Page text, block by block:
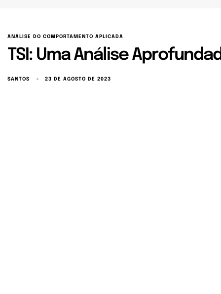
ANÁLISE DO COMPORTAMENTO APLICADA
TSI: Uma Análise
SANTOS 23 DE AGOSTO DE 2023